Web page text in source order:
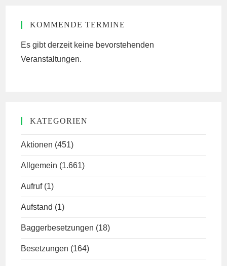
KOMMENDE TERMINE
Es gibt derzeit keine bevorstehenden
Veranstaltungen.
KATEGORIEN
Aktionen (451)
Allgemein (1.661)
Aufruf (1)
Aufstand (1)
Baggerbesetzungen (18)
Besetzungen (164)